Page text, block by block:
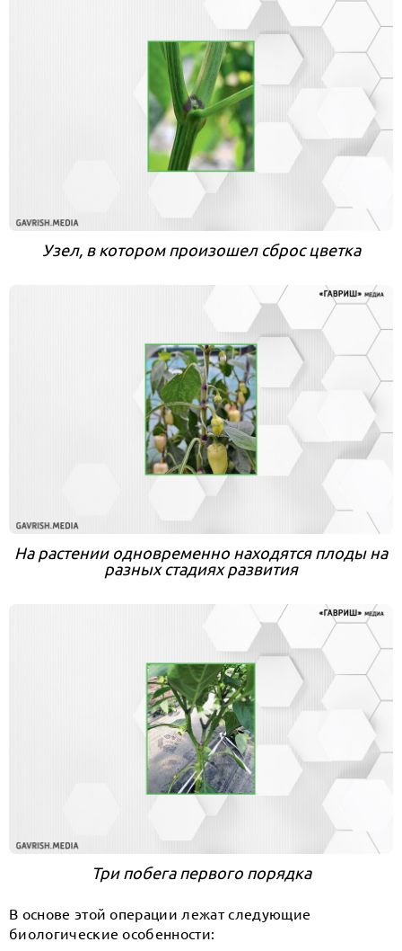
Узел, в котором произошел сброс цветка
На растении одновременно находятся плоды на
разных стадиях развития
Три побега первого порядка
В основе этой операции лежат следующие
биологические особенности: